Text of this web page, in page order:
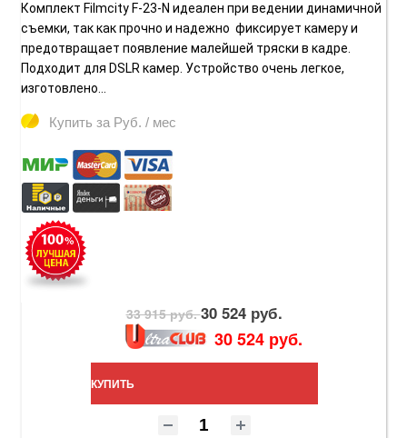
Комплект Filmcity F-23-N идеален при ведении динамичной
съемки, так как прочно и надежно фиксирует камеру и
предотвращает появление малейшей тряски в кадре.
Подходит для DSLR камер. Устройство очень легкое,
изготовлено...
Купить за Руб. / мес
33 915 руб.30 524 руб.
30 524 руб.
КУПИТЬ